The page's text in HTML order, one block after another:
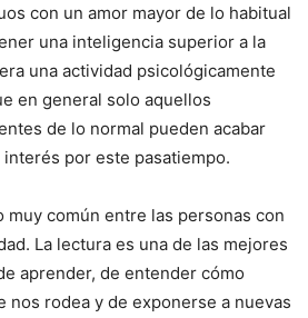
con un amor mayor de lo habitual
una inteligencia superior a la
una actividad psicológicamente
en general solo aquellos
de lo normal pueden acabar
por este pasatiempo.
muy común entre las personas con
La lectura es una de las mejores
aprender, de entender cómo
nos rodea y de exponerse a nuevas